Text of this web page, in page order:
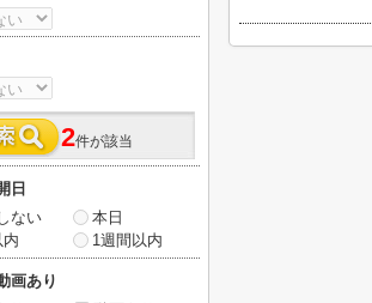
2件が該当
日
ない
本日
内
1週間以内
画あり